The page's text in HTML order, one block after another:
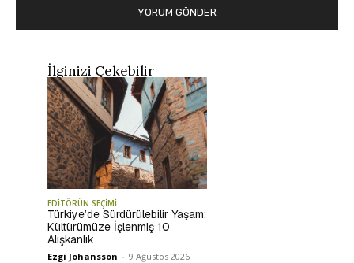
İlginizi Çekebilir
EDİTÖRÜN SEÇİMİ
Türkiye’de Sürdürülebilir Yaşam:
Kültürümüze İşlenmiş 10
Alışkanlık
Ezgi Johansson - 9 Ağustos 2026